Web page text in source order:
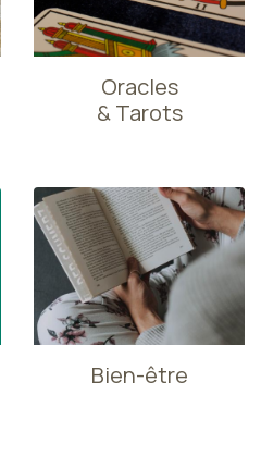
Oracles
& Tarots
Bien-être